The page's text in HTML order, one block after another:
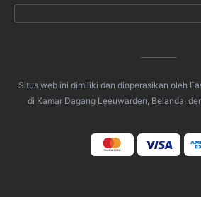
Situs web ini dimiliki dan dioperasikan oleh
di Kamar Dagang Leeuwarden, Belanda,